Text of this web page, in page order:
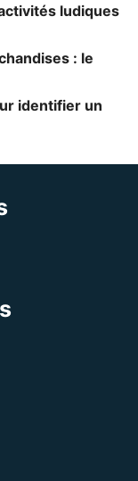
ludiques
: le
identifier un